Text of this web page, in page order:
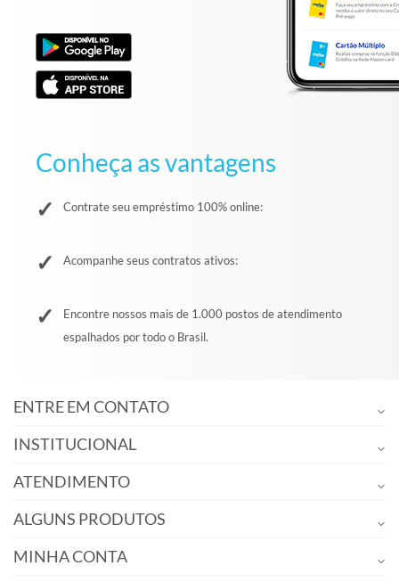
Conheça as vantagens
Contrate seu empréstimo 100% online:
Acompanhe seus contratos ativos:
Encontre nossos mais de 1.000 postos de atendimento
espalhados por todo o Brasil.
ENTRE EM CONTATO
INSTITUCIONAL
ATENDIMENTO
ALGUNS PRODUTOS
MINHA CONTA